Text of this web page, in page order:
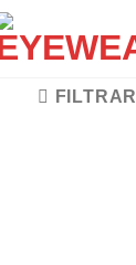
FILTRAR